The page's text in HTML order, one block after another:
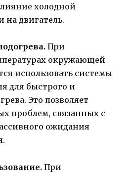
холодной
на двигатель.
При
окружающей
использовать системы
для быстрого и
Это позволяет
проблем, связанных с
ожидания
При